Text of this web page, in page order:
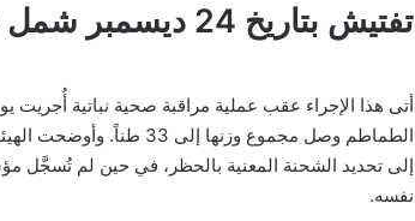
تفتيش بتاريخ 24 ديسمبر شمل 33 طناً
الطماطم وصل مجموع
إلى تحديد الشحنة المعنية بالحظر، في حين لم تُسجَّل
نفسه.